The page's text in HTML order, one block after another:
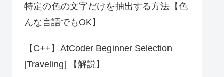
特定の色の文字だけを抽出する方法【色
んな言語でもOK】
【C++】AtCoder Beginner Selection
[Traveling] 【解説】